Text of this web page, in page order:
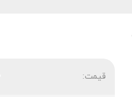
قیمت: